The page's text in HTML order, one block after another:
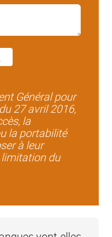
Général pour
27 avril 2016,
la
la portabilité
à leur
du